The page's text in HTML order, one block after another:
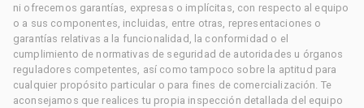
ni ofrecemos garantías, expresas o implícitas, con respecto al equipo
o a sus componentes, incluidas, entre otras, representaciones o
garantías relativas a la funcionalidad, la conformidad o el
cumplimiento de normativas de seguridad de autoridades u órganos
reguladores competentes, así como tampoco sobre la aptitud para
cualquier propósito particular o para fines de comercialización. Te
aconsejamos que realices tu propia inspección detallada del equipo